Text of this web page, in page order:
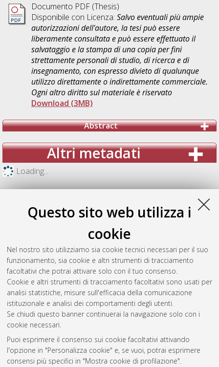
Questo sito web utilizza i
cookie
Nel nostro sito utilizziamo sia cookie tecnici necessari per il suo
funzionamento, sia cookie e altri strumenti di tracciamento
facoltativi che potrai attivare solo con il tuo consenso.
Cookie e altri strumenti di tracciamento facoltativi sono usati per
analisi statistiche, misure sull'efficacia della comunicazione
istituzionale e analisi dei comportamenti degli utenti.
Se chiudi questo banner continuerai la navigazione solo con i
cookie necessari.
Puoi esprimere il consenso sui cookie facoltativi attivando
l'opzione in "Personalizza cookie" e, se vuoi, potrai esprimere
consensi più specifici in "Mostra cookie di profilazione".
Documento PDF (Thesis)
Disponibile con Licenza: Salvo eventuali più ampie
autorizzazioni dell'autore, la tesi può essere
liberamente consultata e può essere effettuato il
salvataggio e la stampa di una copia per fini
strettamente personali di studio, di ricerca e di
insegnamento, con espresso divieto di qualunque
utilizzo direttamente o indirettamente commerciale.
Ogni altro diritto sul materiale è riservato
Download (3MB)
Abstract
Altri metadati
Loading...
Gestione del documento:
Atom
Rss 1.0